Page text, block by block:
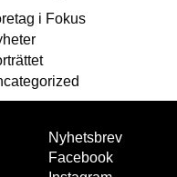
i Fokus
Nyhetsbrev
Facebook